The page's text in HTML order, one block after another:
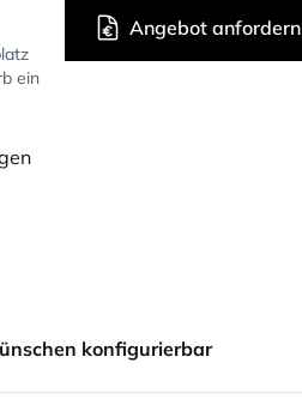
ein
Angebot anfordern
konfigurierbar